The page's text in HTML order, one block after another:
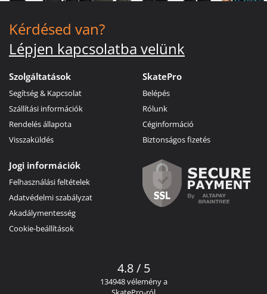
Kérdésed van?
Lépjen kapcsolatba velünk
Szolgáltatások
Segítség & Kapcsolat
Szállítási információk
Rendelés állapota
Visszaküldés
SkatePro
Belépés
Rólunk
Céginformáció
Biztonságos fizetés
Jogi információk
Felhasználási feltételek
Adatvédelmi szabályzat
Akadálymentesség
Cookie-beállítások
4.8 / 5
134948 vélemény a